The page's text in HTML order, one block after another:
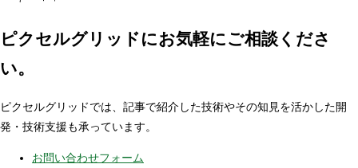
ピクセルグリッドにお気軽にご相談くださ
い。
ピクセルグリッドでは、記事で紹介した技術やその知見を活かした開
発・技術支援も承っています。
お問い合わせフォーム